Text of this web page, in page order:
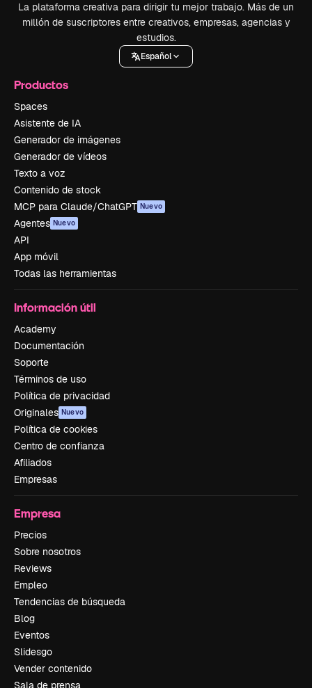
La plataforma creativa para dirigir tu mejor trabajo. Más de un
millón de suscriptores entre creativos, empresas, agencias y
estudios.
Español
Productos
Spaces
Asistente de IA
Generador de imágenes
Generador de vídeos
Texto a voz
Contenido de stock
MCP para Claude/ChatGPT Nuevo
Agentes Nuevo
API
App móvil
Todas las herramientas
Información útil
Academy
Documentación
Soporte
Términos de uso
Política de privacidad
Originales Nuevo
Política de cookies
Centro de confianza
Afiliados
Empresas
Empresa
Precios
Sobre nosotros
Reviews
Empleo
Tendencias de búsqueda
Blog
Eventos
Slidesgo
Vender contenido
Sala de prensa